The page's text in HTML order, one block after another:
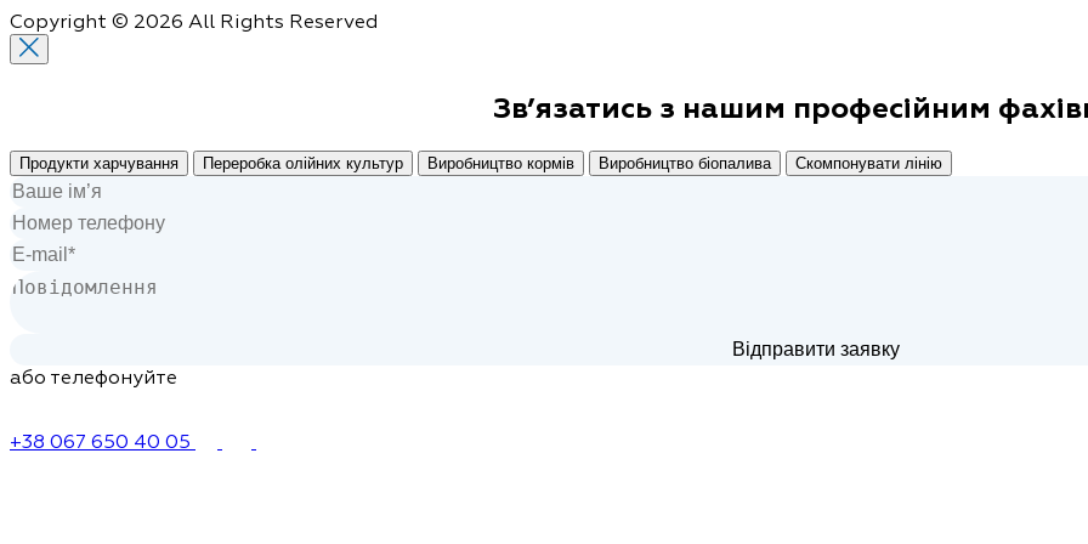
Copyright © 2026 All Rights Reserved
Зв’язатись з нашим професійним
Продукти харчування Переробка олійних культур Виробництво кормів Виробництво біопалива Скомпонувати лінію
або телефонуйте
+38 067 650 40 05